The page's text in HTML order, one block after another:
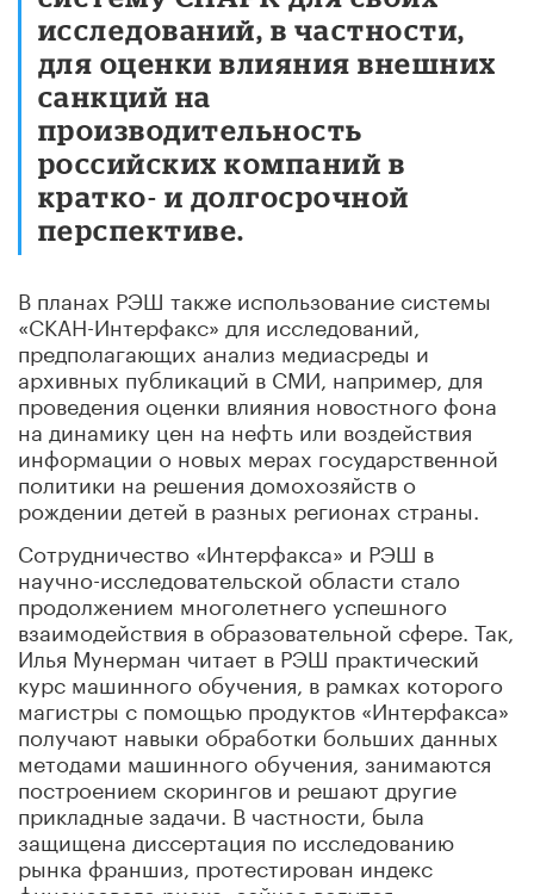
исследований, в частности,
для оценки влияния внешних
санкций на
производительность
российских компаний в
кратко- и долгосрочной
перспективе.
В планах РЭШ также использование системы
«СКАН-Интерфакс» для исследований,
предполагающих анализ медиасреды и
архивных публикаций в СМИ, например, для
проведения оценки влияния новостного фона
на динамику цен на нефть или воздействия
информации о новых мерах государственной
политики на решения домохозяйств о
рождении детей в разных регионах страны.
Сотрудничество «Интерфакса» и РЭШ в
научно-исследовательской области стало
продолжением многолетнего успешного
взаимодействия в образовательной сфере. Так,
Илья Мунерман читает в РЭШ практический
курс машинного обучения, в рамках которого
магистры с помощью продуктов «Интерфакса»
получают навыки обработки больших данных
методами машинного обучения, занимаются
построением скорингов и решают другие
прикладные задачи. В частности, была
защищена диссертация по исследованию
рынка франшиз, протестирован индекс